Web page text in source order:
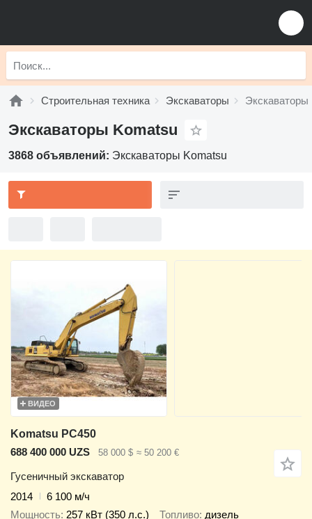
Строительная техника Экскаваторы Экскаваторы
Экскаваторы Komatsu
3868 объявлений: Экскаваторы Komatsu
ВИДЕО
Komatsu PC450
688 400 000 UZS
58 000 $ ≈ 50 200 €
Гусеничный экскаватор
2014
6 100 м/ч
Мощность 257 кВт (350 л.с.) Топливо дизель